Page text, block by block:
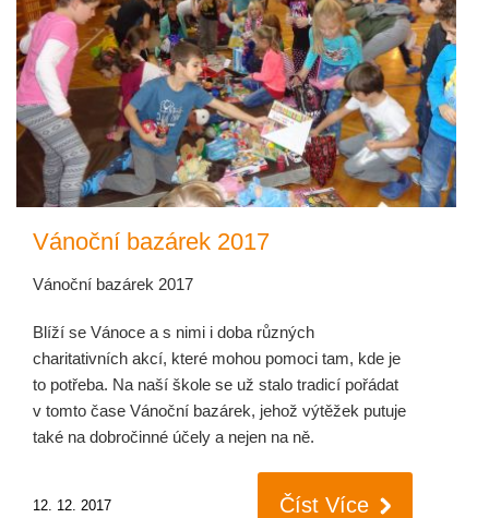
Vánoční bazárek 2017
Vánoční bazárek 2017
Blíží se Vánoce a s nimi i doba různých
charitativních akcí, které mohou pomoci tam, kde je
to potřeba. Na naší škole se už stalo tradicí pořádat
v tomto čase Vánoční bazárek, jehož výtěžek putuje
také na dobročinné účely a nejen na ně.
12. 12. 2017 Číst Více